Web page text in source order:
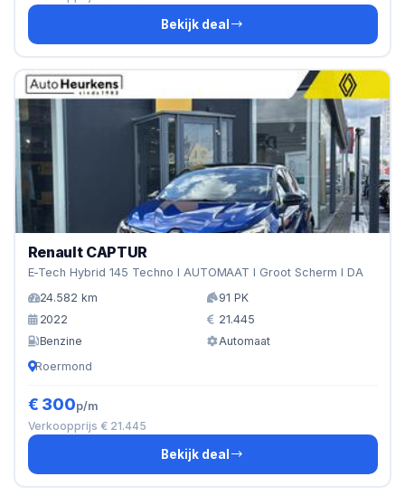
Bekijk deal
Renault CAPTUR
E-Tech Hybrid 145 Techno l AUTOMAAT l Groot Scherm l DA
24.582 km
91 PK
2022
21.445
Benzine
Automaat
Roermond
€ 300p/m
Verkoopprijs € 21.445
Bekijk deal